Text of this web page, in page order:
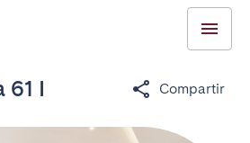
61 I Compartir